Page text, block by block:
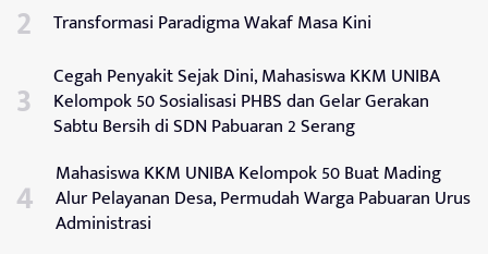
Transformasi Paradigma Wakaf Masa Kini
Cegah Penyakit Sejak Dini, Mahasiswa KKM UNIBA
Kelompok 50 Sosialisasi PHBS dan Gelar Gerakan
Sabtu Bersih di SDN Pabuaran 2 Serang
Mahasiswa KKM UNIBA Kelompok 50 Buat Mading
Alur Pelayanan Desa, Permudah Warga Pabuaran Urus
Administrasi